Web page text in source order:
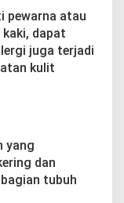
pewarna atau
dapat
juga terjadi
kulit
yang
dan
tubuh